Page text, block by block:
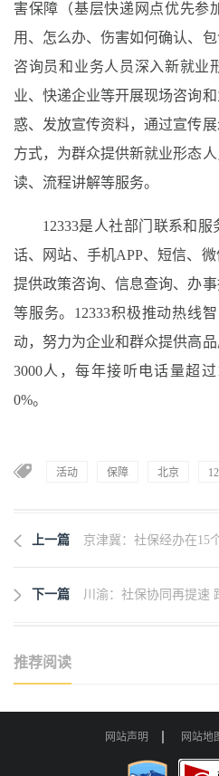
害保障（基层快递网点优先参
用、怎么办、伤害如何确认、
咨询员和业务人员深入新就业
业、快递企业等开展现场咨询
惑、发放宣传资料，通过宣传
方式，为群众提供新就业形态
读、流程讲解等服务。
12333是人社部门联系和
话、网站、手机APP、短信、
提供政策咨询、信息查询、办
等服务。12333积极推动热线
动，努力为企业和群众提供高
3000人，每年接听电话量超
0%。
活动 保障 北京
上一篇 京津冀：社保经办在15
下一篇 川渝：社保协同再提速
推荐阅读
网站声明 网站地